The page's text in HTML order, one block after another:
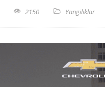
2150 Yangiliklar